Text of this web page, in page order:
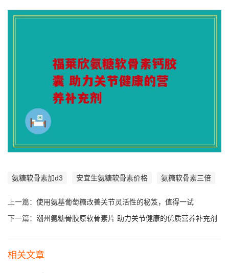
氨糖软骨素加d3 安宜生氨糖软骨素价格 氨糖软骨素三倍
上一篇： 使用氨基葡萄糖改善关节灵活性的秘笈，值得一试
下一篇： 潮州氨糖骨胶原软骨素片 助力关节健康的优质营养补充剂
相关文章